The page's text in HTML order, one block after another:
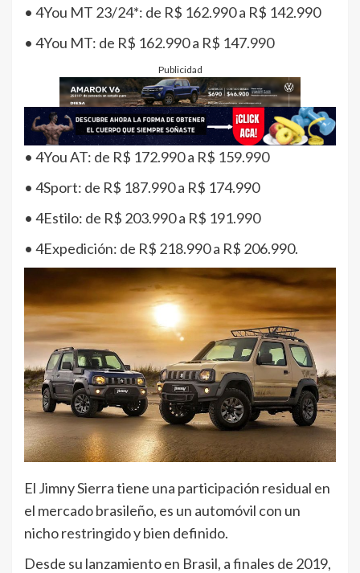
• 4You MT 23/24*: de R$ 162.990 a R$ 142.990
• 4You MT: de R$ 162.990 a R$ 147.990
Publicidad
• 4You AT: de R$ 172.990 a R$ 159.990
• 4Sport: de R$ 187.990 a R$ 174.990
• 4Estilo: de R$ 203.990 a R$ 191.990
• 4Expedición: de R$ 218.990 a R$ 206.990.
El Jimny Sierra tiene una participación residual en
el mercado brasileño, es un automóvil con un
nicho restringido y bien definido.
Desde su lanzamiento en Brasil, a finales de 2019,